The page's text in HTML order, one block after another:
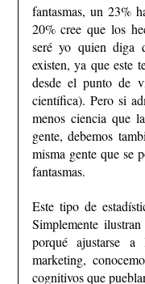
fantasmas, un 23%
20% cree que los
seré yo quien diga
existen, ya que este
desde el punto de
científica). Pero si
menos ciencia que
gente, debemos
misma gente que se
fantasmas.
Este tipo de
Simplemente
porqué ajustarse
marketing,
cognitivos que